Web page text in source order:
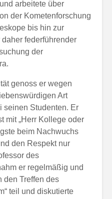
arbeitete über
der Kometenforschung
bis hin zur
federführender
der
genoss er wegen
Art
seinen Studenten. Er
mit „Herr Kollege oder
beim Nachwuchs
den Respekt nur
des
er regelmäßig und
den Treffen des
teil und diskutierte